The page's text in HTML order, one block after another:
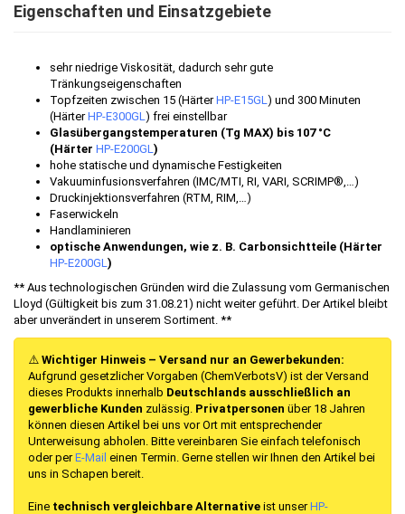
Eigenschaften und Einsatzgebiete
sehr niedrige Viskosität, dadurch sehr gute
Tränkungseigenschaften
Topfzeiten zwischen 15 (HärterHP-E15GL ) und 300 Minuten
(HärterHP-E300GL ) frei einstellbar
Glasübergangstemperaturen (Tg MAX) bis 107 °C
(Härter HP-E200GL )
hohe statische und dynamische Festigkeiten
Vakuuminfusionsverfahren (IMC/MTI, RI, VARI, SCRIMP®,…)
Druckinjektionsverfahren (RTM, RIM,…)
Faserwickeln
Handlaminieren
optische Anwendungen, wie z. B. Carbonsichtteile (Härter
HP-E200GL )
** Aus technologischen Gründen wird die Zulassung vom Germanischen
Lloyd (Gültigkeit bis zum 31.08.21) nicht weiter geführt. Der Artikel bleibt
aber unverändert in unserem Sortiment. **
⚠️ Wichtiger Hinweis – Versand nur an Gewerbekunden:
Aufgrund gesetzlicher Vorgaben (ChemVerbotsV) ist der Versand
dieses Produkts innerhalb Deutschlands ausschließlich an
gewerbliche Kunden zulässig. Privatpersonen über 18 Jahren
können diesen Artikel bei uns vor Ort mit entsprechender
Unterweisung abholen. Bitte vereinbaren Sie einfach telefonisch
oder perE-Mail einen Termin. Gerne stellen wir Ihnen den Artikel bei
uns in Schapen bereit.
Eine technisch vergleichbare Alternative ist unserHP-